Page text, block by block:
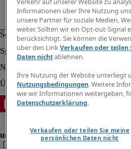
Verkehr auf unserer Website zu
Informationen über Ihre Nutzung
unsere Partner für soziale Medien,
weiter. Sollten wir ein Opt-out-Signal
berücksichtigt. Sie können die
über den LinkVerkaufen oder teilen
Daten nichtablehnen.
Ihre Nutzung der Website unterliegt
Nutzungsbedingungen. Weitere
wie wir Informationen weitergeben,
Datenschutzerklärung.
Verkaufen oder teilen Sie meine
persönlichen Daten nicht